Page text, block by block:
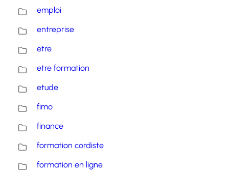
emploi
entreprise
etre
etre formation
etude
fimo
finance
formation cordiste
formation en ligne